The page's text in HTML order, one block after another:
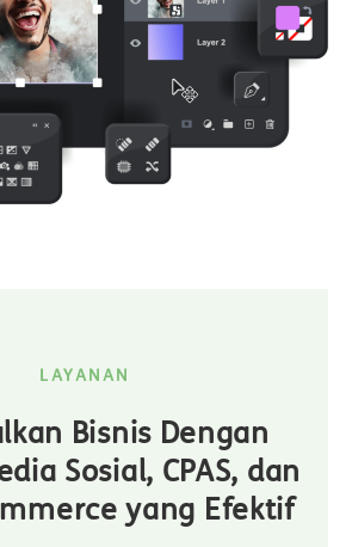
LAYANAN
Bisnis Dengan
Sosial, CPAS, dan
yang Efektif